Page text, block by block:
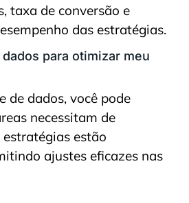
taxa de conversão e
das estratégias.
para otimizar meu
de dados, você pode
necessitam de
estão
ajustes eficazes nas